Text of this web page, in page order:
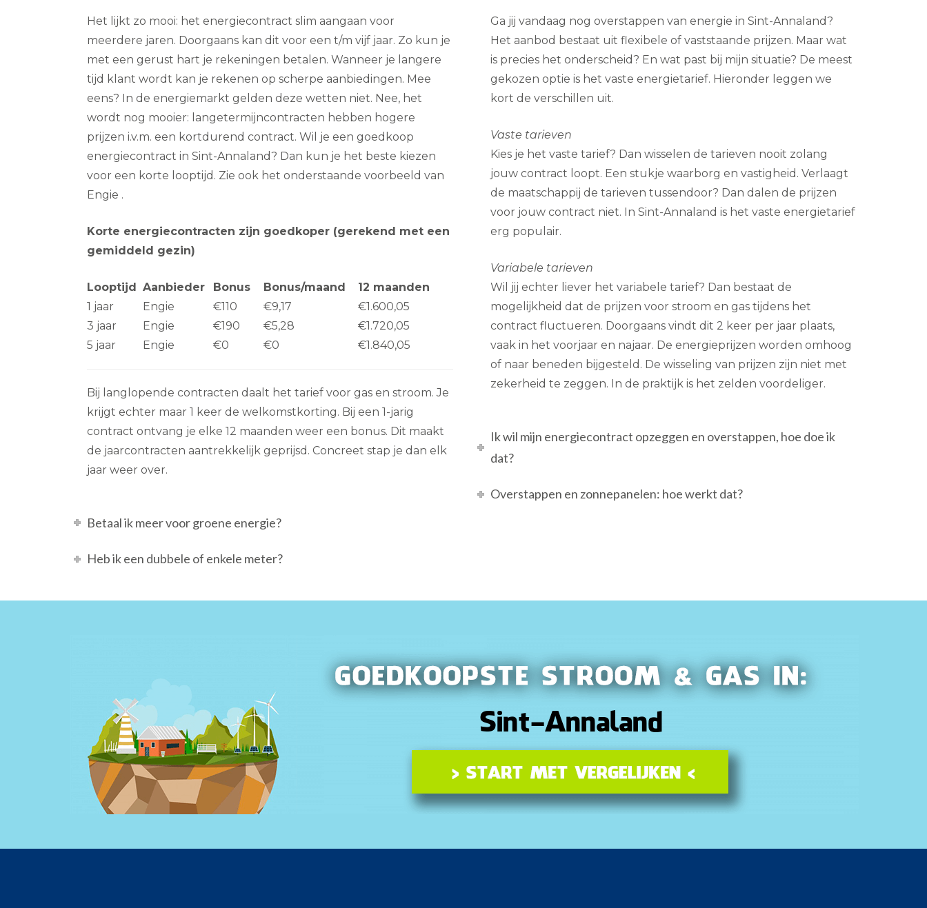
Het lijkt zo mooi: het energiecontract slim aangaan voor
meerdere jaren. Doorgaans kan dit voor een t/m vijf jaar. Zo kun je
met een gerust hart je rekeningen betalen. Wanneer je langere
tijd klant wordt kan je rekenen op scherpe aanbiedingen. Mee
eens? In de energiemarkt gelden deze wetten niet. Nee, het
wordt nog mooier: langetermijncontracten hebben hogere
prijzen i.v.m. een kortdurend contract. Wil je een goedkoop
energiecontract in Sint-Annaland? Dan kun je het beste kiezen
voor een korte looptijd. Zie ook het onderstaande voorbeeld van
Engie .
Korte energiecontracten zijn goedkoper (gerekend met een
gemiddeld gezin)
Looptijd Aanbieder Bonus Bonus/maand
12 maanden
1 jaar
Engie €110 €9,17
€1.600,05
3 jaar
Engie €190 €5,28
€1.720,05
5 jaar
Engie €0 €0 €1.840,05
Bij langlopende contracten daalt het tarief voor gas en stroom. Je
krijgt echter maar 1 keer de welkomstkorting. Bij een 1-jarig
contract ontvang je elke 12 maanden weer een bonus. Dit maakt
de jaarcontracten aantrekkelijk geprijsd. Concreet stap je dan elk
jaar weer over.
Betaal ik meer voor groene energie?
Heb ik een dubbele of enkele meter?
Ga jij vandaag nog overstappen van energie in Sint-Annaland?
Het aanbod bestaat uit flexibele of vaststaande prijzen. Maar wat
is precies het onderscheid? En wat past bij mijn situatie? De meest
gekozen optie is het vaste energietarief. Hieronder leggen we
kort de verschillen uit.
Vaste tarieven
Kies je het vaste tarief? Dan wisselen de tarieven nooit zolang
jouw contract loopt. Een stukje waarborg en vastigheid. Verlaagt
de maatschappij de tarieven tussendoor? Dan dalen de prijzen
voor jouw contract niet. In Sint-Annaland is het vaste energietarief
erg populair.
Variabele tarieven
Wil jij echter liever het variabele tarief? Dan bestaat de
mogelijkheid dat de prijzen voor stroom en gas tijdens het
contract fluctueren. Doorgaans vindt dit 2 keer per jaar plaats,
vaak in het voorjaar en najaar. De energieprijzen worden omhoog
of naar beneden bijgesteld. De wisseling van prijzen zijn niet met
zekerheid te zeggen. In de praktijk is het zelden voordeliger.
Ik wil mijn energiecontract opzeggen en overstappen, hoe doe ik
dat?
Overstappen en zonnepanelen: hoe werkt dat?